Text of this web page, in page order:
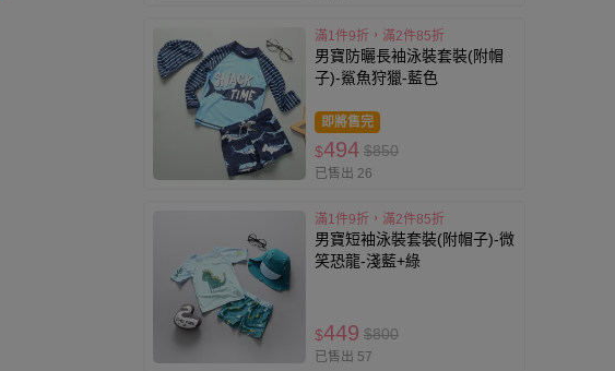
滿1件9折，滿2件85折
男寶防曬長袖泳裝套裝(附帽
子)-鯊魚狩獵-藍色
即將售完
$494 $850
已售出 26
滿1件9折，滿2件85折
男寶短袖泳裝套裝(附帽子)-微
笑恐龍-淺藍+綠
$449 $800
已售出 57